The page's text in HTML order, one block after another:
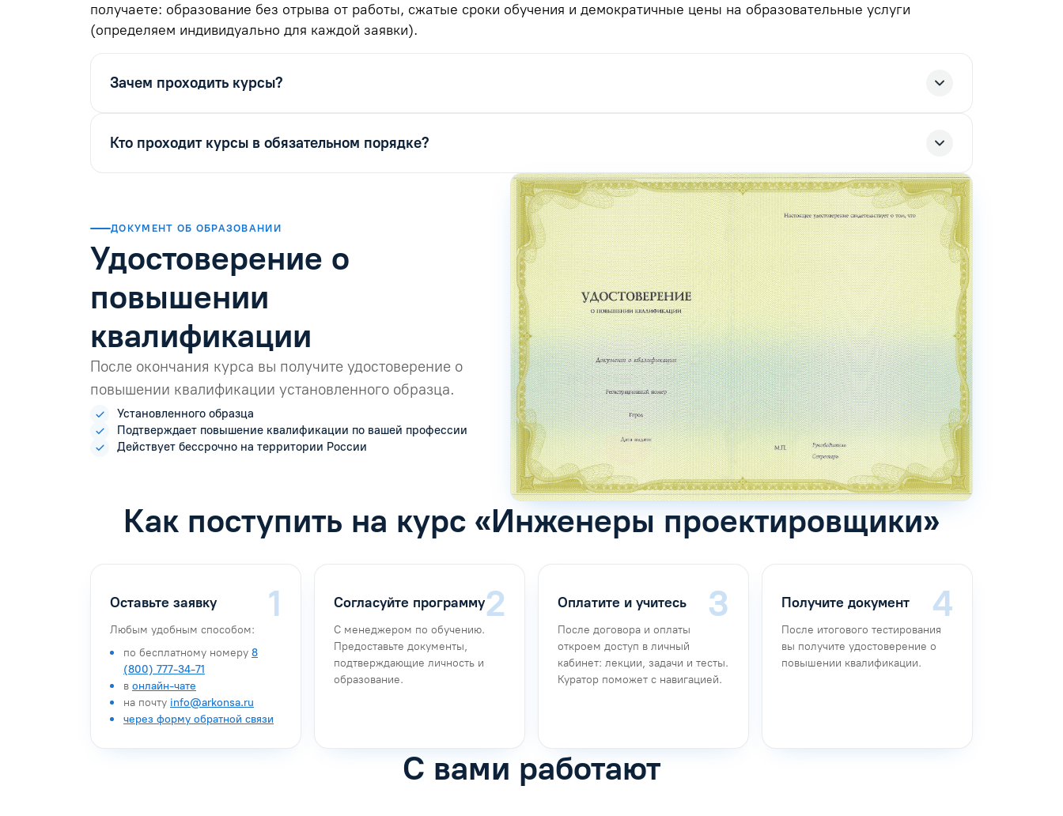
получаете: образование без отрыва от работы, сжатые сроки обучения и демократичные цены на образовательные услуги
(определяем индивидуально для каждой заявки).
Зачем проходить курсы?
Кто проходит курсы в обязательном порядке?
ДОКУМЕНТ ОБ ОБРАЗОВАНИИ
Удостоверение о
повышении
квалификации
После окончания курса вы получите удостоверение о
повышении квалификации установленного образца.
Установленного образца
Подтверждает повышение квалификации по вашей профессии
Действует бессрочно на территории России
Как поступить на курс «Инженеры проектировщики»
Оставьте заявку
Любым удобным способом:
по бесплатному номеру 8
(800) 777-34-71
в онлайн-чате
на почту info@arkonsa.ru
через форму обратной связи
Согласуйте программу
С менеджером по обучению.
Предоставьте документы,
подтверждающие личность и
образование.
Оплатите и учитесь
После договора и оплаты
откроем доступ в личный
кабинет: лекции, задачи и тесты.
Куратор поможет с навигацией.
Получите документ
После итогового тестирования
вы получите удостоверение о
повышении квалификации.
С вами работают